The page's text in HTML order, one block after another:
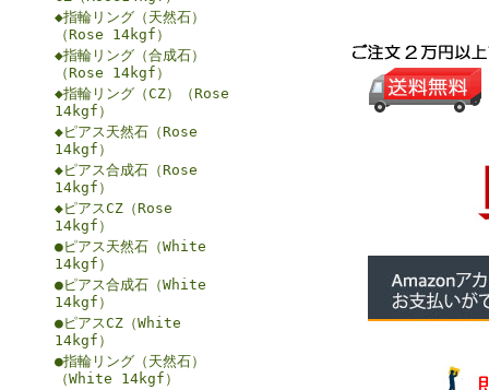
◆指輪リング（天然石）
（Rose 14kgf）
◆指輪リング（合成石）
（Rose 14kgf）
◆指輪リング（CZ）（Rose
14kgf）
◆ピアス天然石（Rose
14kgf）
◆ピアス合成石（Rose
14kgf）
◆ピアスCZ（Rose
14kgf）
●ピアス天然石（White
14kgf）
●ピアス合成石（White
14kgf）
●ピアスCZ（White
14kgf）
●指輪リング（天然石）
（White 14kgf）